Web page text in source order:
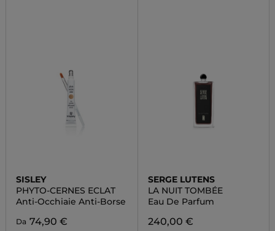
SISLEY
PHYTO-CERNES ECLAT
Anti-Occhiaie Anti-Borse
Da 74,90 €
SERGE LUTENS
LA NUIT TOMBÉE
Eau De Parfum
240,00 €